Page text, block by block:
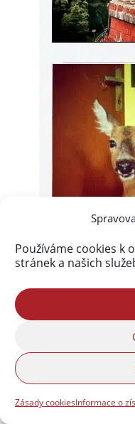
Používáme cookies k
stránek a našich
Zásady cookiesInformace o